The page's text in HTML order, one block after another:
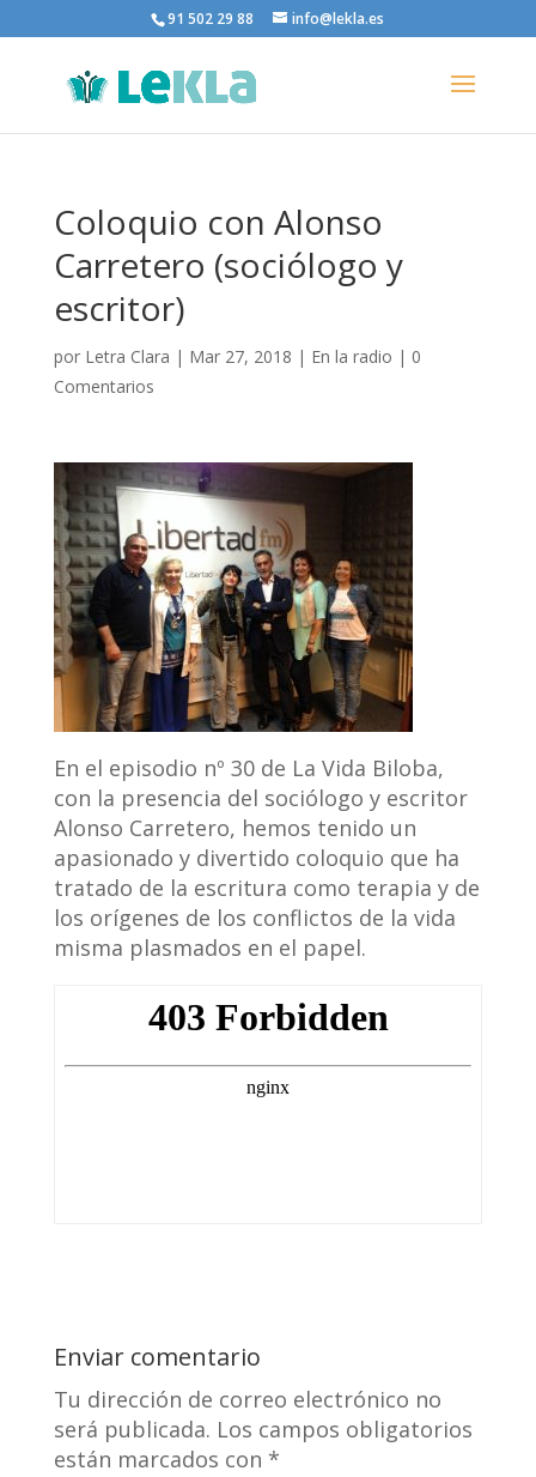
91 502 29 88 info@lekla.es
Coloquio con Alonso
Carretero (sociólogo y
escritor)
por Letra Clara | Mar 27, 2018 | En la radio | 0
Comentarios
En el episodio nº 30 de La Vida Biloba,
con la presencia del sociólogo y escritor
Alonso Carretero, hemos tenido un
apasionado y divertido coloquio que ha
tratado de la escritura como terapia y de
los orígenes de los conflictos de la vida
misma plasmados en el papel.
Enviar comentario
Tu dirección de correo electrónico no
será publicada. Los campos obligatorios
están marcados con *